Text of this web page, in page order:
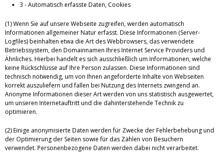
3 - Automatisch erfasste Daten, Cookies
(1) Wenn Sie auf unsere Webseite zugreifen, werden automatisch
Informationen allgemeiner Natur erfasst. Diese Informationen (Server-
Logfiles) beinhalten etwa die Art des Webbrowsers, das verwendete
Betriebssystem, den Domainnamen Ihres Internet Service Providers und
Ähnliches. Hierbei handelt es sich ausschließlich um Informationen, welche
keine Rückschlüsse auf Ihre Person zulassen. Diese Informationen sind
technisch notwendig, um von Ihnen angeforderte Inhalte von Webseiten
korrekt auszuliefern und fallen bei Nutzung des Internets zwingend an.
Anonyme Informationen dieser Art werden von uns statistisch ausgewertet,
um unseren Internetauftritt und die dahinterstehende Technik zu
optimieren.
(2) Einige anonymisierte Daten werden für Zwecke der Fehlerbehebung und
der Optimierung der Seiten sowie für das Zählen von Besuchern
verwendet. Personenbezogene Daten werden dabei nicht verarbeitet.